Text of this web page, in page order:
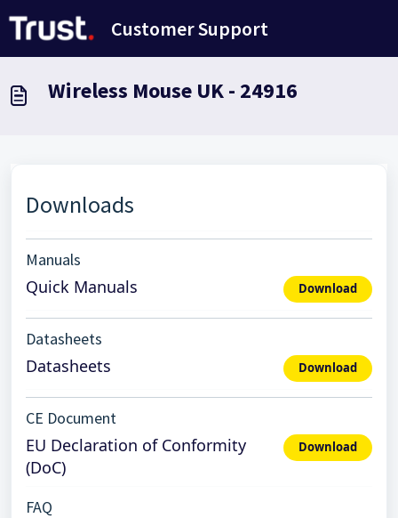
Customer Support
Wireless Mouse UK - 24916
Downloads
Manuals
Quick Manuals Download
Datasheets
Datasheets Download
CE Document
EU Declaration of Conformity
(DoC)
Download
FAQ